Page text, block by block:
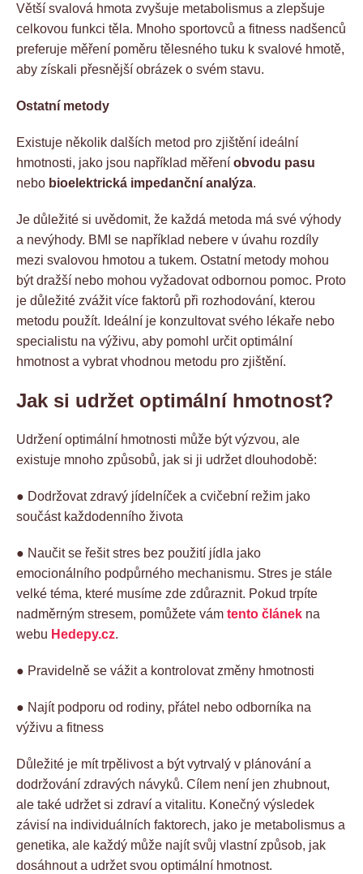
Větší svalová hmota zvyšuje metabolismus a zlepšuje
celkovou funkci těla. Mnoho sportovců a fitness nadšenců
preferuje měření poměru tělesného tuku k svalové hmotě,
aby získali přesnější obrázek o svém stavu.
Ostatní metody
Existuje několik dalších metod pro zjištění ideální
hmotnosti, jako jsou například měření obvodu pasu
nebo bioelektrická impedanční analýza.
Je důležité si uvědomit, že každá metoda má své výhody
a nevýhody. BMI se například nebere v úvahu rozdíly
mezi svalovou hmotou a tukem. Ostatní metody mohou
být dražší nebo mohou vyžadovat odbornou pomoc. Proto
je důležité zvážit více faktorů při rozhodování, kterou
metodu použít. Ideální je konzultovat svého lékaře nebo
specialistu na výživu, aby pomohl určit optimální
hmotnost a vybrat vhodnou metodu pro zjištění.
Jak si udržet optimální hmotnost?
Udržení optimální hmotnosti může být výzvou, ale
existuje mnoho způsobů, jak si ji udržet dlouhodobě:
● Dodržovat zdravý jídelníček a cvičební režim jako
součást každodenního života
● Naučit se řešit stres bez použití jídla jako
emocionálního podpůrného mechanismu. Stres je stále
velké téma, které musíme zde zdůraznit. Pokud trpíte
nadměrným stresem, pomůžete vám tento článek na
webu Hedepy.cz.
● Pravidelně se vážit a kontrolovat změny hmotnosti
● Najít podporu od rodiny, přátel nebo odborníka na
výživu a fitness
Důležité je mít trpělivost a být vytrvalý v plánování a
dodržování zdravých návyků. Cílem není jen zhubnout,
ale také udržet si zdraví a vitalitu. Konečný výsledek
závisí na individuálních faktorech, jako je metabolismus a
genetika, ale každý může najít svůj vlastní způsob, jak
dosáhnout a udržet svou optimální hmotnost.